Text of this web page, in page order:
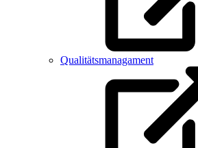
Qualitätsmanagament